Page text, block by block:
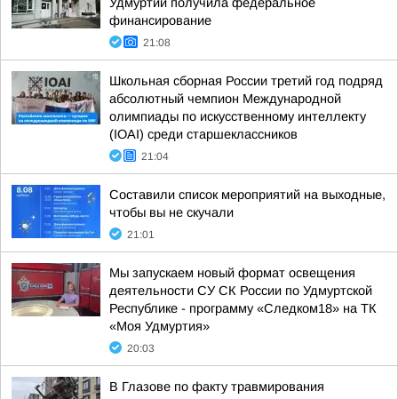
финансирование
21:08
Школьная сборная России третий год подряд
абсолютный чемпион Международной
олимпиады по искусственному интеллекту
(IOAI) среди старшеклассников
21:04
Составили список мероприятий на выходные,
чтобы вы не скучали
21:01
Мы запускаем новый формат освещения
деятельности СУ СК России по Удмуртской
Республике - программу «Следком18» на ТК
«Моя Удмуртия»
20:03
В Глазове по факту травмирования